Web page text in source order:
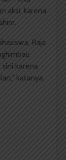
aksi, karena
Raja
sini karena
katanya.